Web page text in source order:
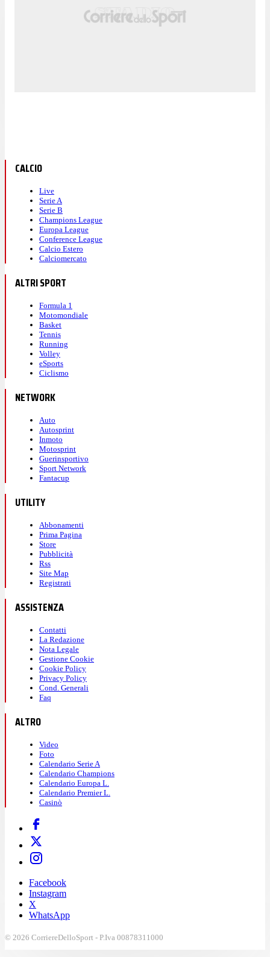
CALCIO
Live
Serie A
Serie B
Champions League
Europa League
Conference League
Calcio Estero
Calciomercato
ALTRI SPORT
Formula 1
Motomondiale
Basket
Tennis
Running
Volley
eSports
Ciclismo
NETWORK
Auto
Autosprint
Inmoto
Motosprint
Guerinsportivo
Sport Network
Fantacup
UTILITY
Abbonamenti
Prima Pagina
Store
Pubblicità
Rss
Site Map
Registrati
ASSISTENZA
Contatti
La Redazione
Nota Legale
Gestione Cookie
Cookie Policy
Privacy Policy
Cond. Generali
Faq
ALTRO
Video
Foto
Calendario Serie A
Calendario Champions
Calendario Europa L.
Calendario Premier L.
Casinò
Facebook
Instagram
X
WhatsApp
© 2026 CorriereDelloSport - P.Iva 00878311000